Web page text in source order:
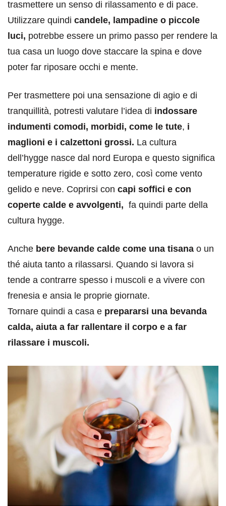
trasmettere un senso di rilassamento e di pace.
Utilizzare quindi candele, lampadine o piccole
luci, potrebbe essere un primo passo per rendere la
tua casa un luogo dove staccare la spina e dove
poter far riposare occhi e mente.
Per trasmettere poi una sensazione di agio e di
tranquillità, potresti valutare l’idea di indossare
indumenti comodi, morbidi, come le tute, i
maglioni e i calzettoni grossi. La cultura
dell’hygge nasce dal nord Europa e questo significa
temperature rigide e sotto zero, così come vento
gelido e neve. Coprirsi con capi soffici e con
coperte calde e avvolgenti, fa quindi parte della
cultura hygge.
Anche bere bevande calde come una tisana o un
thé aiuta tanto a rilassarsi. Quando si lavora si
tende a contrarre spesso i muscoli e a vivere con
frenesia e ansia le proprie giornate.
Tornare quindi a casa e prepararsi una bevanda
calda, aiuta a far rallentare il corpo e a far
rilassare i muscoli.